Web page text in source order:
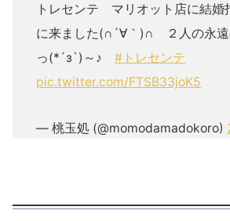
トレセンテ マリオット店に結婚
に来ました(∩´∀｀)∩ ２人の永遠
っ(*´з`)～♪#トレセンテ
pic.twitter.com/FTSB33joK5
— 桃玉処 (@momodamadokoro)